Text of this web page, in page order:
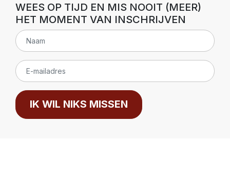
WEES OP TIJD EN MIS NOOIT (MEER)
HET MOMENT VAN INSCHRIJVEN
IK WIL NIKS MISSEN